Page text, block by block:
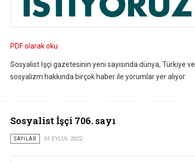
PDF olarak oku
Sosyalist İşçi gazetesinin yeni sayısında dünya, Türkiye ve
sosyalizm hakkında birçok haber ile yorumlar yer alıyor.
Sosyalist İşçi 706. sayı
SAYILAR 01 EYLÜL 2022